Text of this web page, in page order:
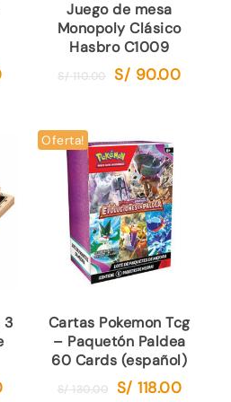
El
Juego de mesa
Monopoly Clásico
Hasbro C1009
S/110.00 El
era:
S/ 110.00.
S/ 90.00El
3
El
Oferta!
Cartas Pokemon Tcg
– Paquetón Paldea
60 Cards (español)
S/130.00
El
S/ 118.00El